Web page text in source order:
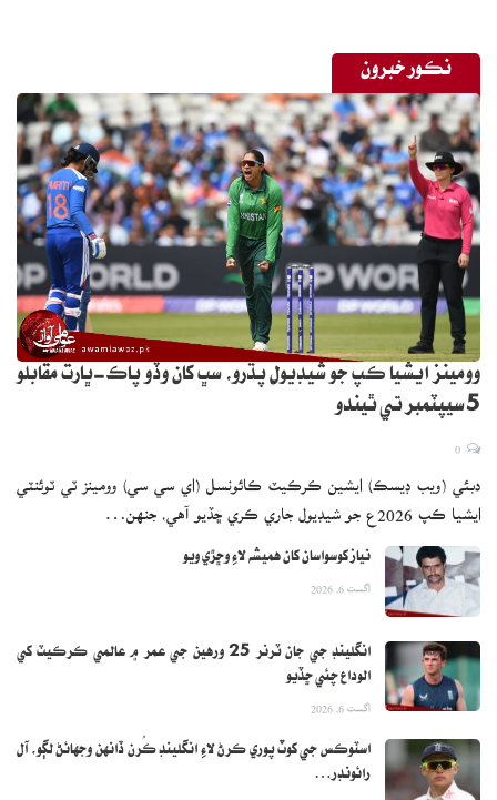
نڪور خبرون
وومينز ايشيا ڪپ جو شيڊيول پڌرو، سڀ کان وڏو پاڪ-ڀارت مقابلو
5 سيپٽمبر تي ٿيندو
دبئي (ويب ڊيسڪ) ايشين ڪرڪيٽ ڪائونسل (اي سي سي) وومينز ٽي ٽوئنٽي
ايشيا ڪپ 2026ع جو شيڊيول جاري ڪري ڇڏيو آهي، جنهن…
نياز کوسواسان کان هميشه لاءِ وڇڙي ويو
اگست 6, 2026
انگلينڊ جي جان ٽرنر 25 ورهين جي عمر ۾ عالمي ڪرڪيٽ کي
الوداع چئي ڇڏيو
اگست 6, 2026
اسٽوڪس جي کوٽ پوري ڪرڻ لاءِ انگلينڊ ڪُرن ڏانهن وجهائڻ لڳو، آل
رائونڊر…